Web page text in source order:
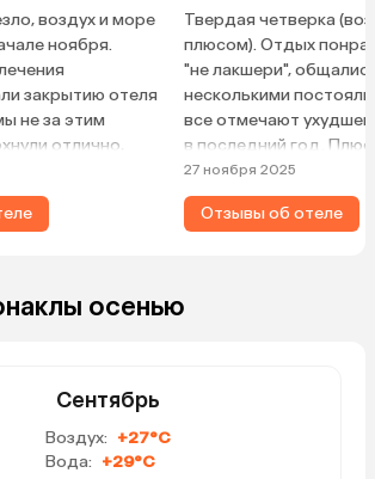
воздух и море
ноября.
закрытию отеля
не за этим
отлично,
Чисто,
персонал, нам
Твердая четверка
плюсом). Отдых
"не лакшери",
несколькими
все отмечают
в последний год.
территория отеля
красивая, несколько
импортным
27 ноября 2025
Отзывы об отеле
осенью
Сентябрь
Воздух: +27°C
Вода: +29°C